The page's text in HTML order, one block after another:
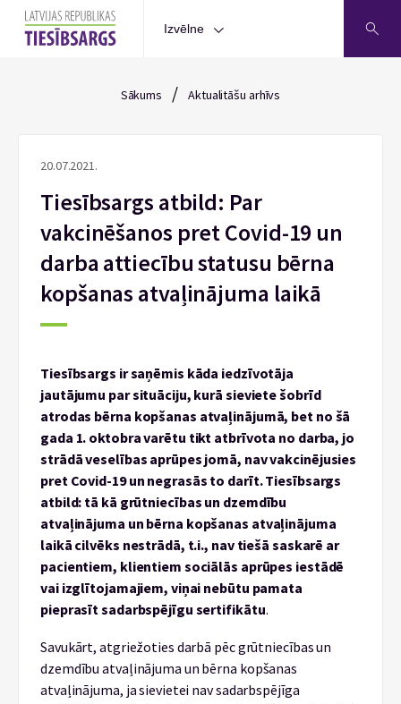
Izvēlne
Sākums / Aktualitāšu arhīvs
20.07.2021.
Tiesībsargs atbild: Par
vakcinēšanos pret Covid-19 un
darba attiecību statusu bērna
kopšanas atvaļinājuma laikā
Tiesībsargs ir saņēmis kāda iedzīvotāja
jautājumu par situāciju, kurā sieviete šobrīd
atrodas bērna kopšanas atvaļinājumā, bet no šā
gada 1. oktobra varētu tikt atbrīvota no darba, jo
strādā veselības aprūpes jomā, nav vakcinējusies
pret Covid-19 un negrasās to darīt. Tiesībsargs
atbild: tā kā grūtniecības un dzemdību
atvaļinājuma un bērna kopšanas atvaļinājuma
laikā cilvēks nestrādā, t.i., nav tiešā saskarē ar
pacientiem, klientiem sociālās aprūpes iestādē
vai izglītojamajiem, viņai nebūtu pamata
pieprasīt sadarbspējīgu sertifikātu.
Savukārt, atgriežoties darbā pēc grūtniecības un
dzemdību atvaļinājuma un bērna kopšanas
atvaļinājuma, ja sievietei nav sadarbspējīga